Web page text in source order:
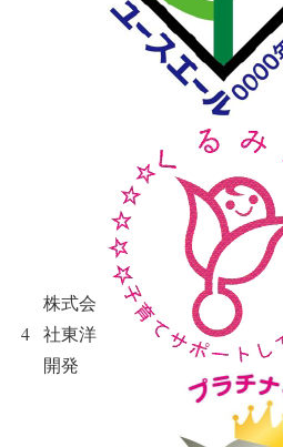
4
株式会
社東洋
開発